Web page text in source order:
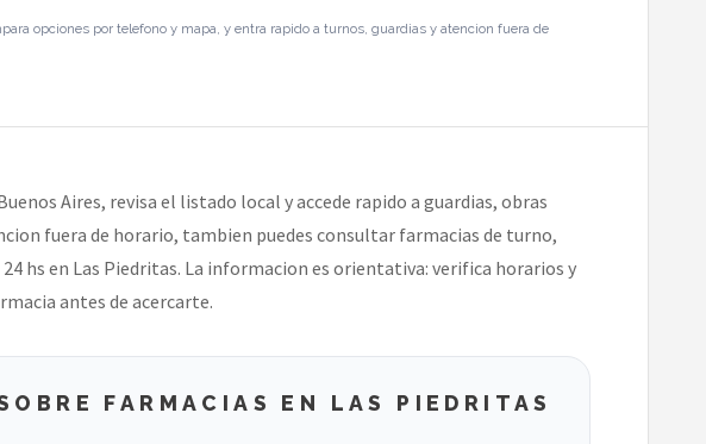
opciones por telefono y mapa, y entra rapido a turnos, guardias y atencion fuera de
Aires, revisa el listado local y accede rapido a guardias, obras
fuera de horario, tambien puedes consultar farmacias de turno,
hs en Las Piedritas. La informacion es orientativa: verifica horarios y
antes de acercarte.
FARMACIAS EN LAS PIEDRITAS